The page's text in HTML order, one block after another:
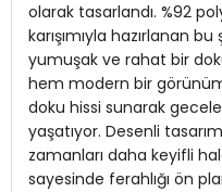
Desen: Desenli
Materyal:% 92 Polyester % 8
Yaka Tipi:V Yaka
Kapama Şekli: Lastikli
Kol Boyu:Kısa Kol
olarak tasarlandı. %92
karışımıyla hazırlanan
yumuşak ve rahat bir
hem modern bir
doku hissi sunarak
yaşatıyor. Desenli
zamanları daha keyifli
sayesinde ferahlığı ön